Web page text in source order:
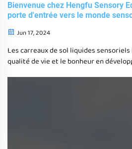
Bienvenue chez Hengfu Sensory
porte d'entrée vers le monde
Jun 17, 2024
Les carreaux de sol liquides
qualité de vie et le bonheur en